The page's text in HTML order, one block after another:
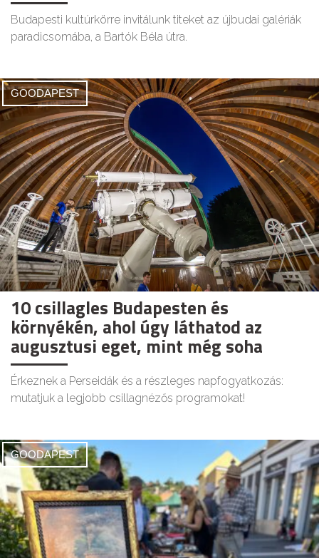
Budapesti kultúrkörre invitálunk titeket az újbudai galériák
paradicsomába, a Bartók Béla útra.
GOODAPEST
10 csillagles Budapesten és
környékén, ahol úgy láthatod az
augusztusi eget, mint még soha
Érkeznek a Perseidák és a részleges napfogyatkozás:
mutatjuk a legjobb csillagnézős programokat!
GOODAPEST